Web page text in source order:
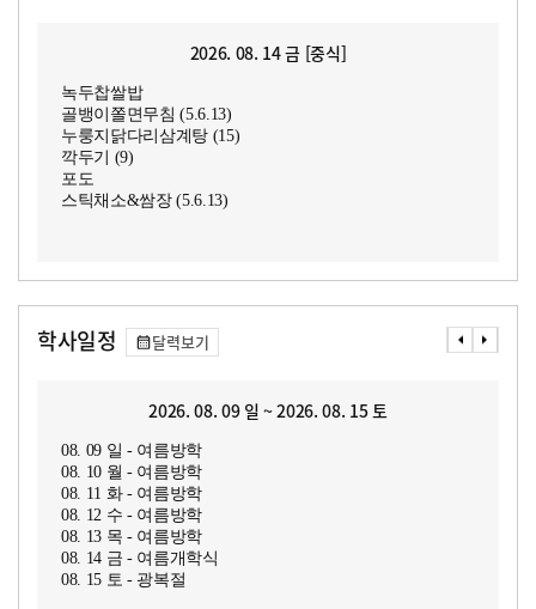
2026. 08. 14 금 [중식]
녹두찹쌀밥
골뱅이쫄면무침 (5.6.13)
누룽지닭다리삼계탕 (15)
깍두기 (9)
포도
스틱채소&쌈장 (5.6.13)
학사일정 달력보기
2026. 08. 09 일 ~ 2026. 08. 15 토
08. 09 일 - 여름방학
08. 10 월 - 여름방학
08. 11 화 - 여름방학
08. 12 수 - 여름방학
08. 13 목 - 여름방학
08. 14 금 - 여름개학식
08. 15 토 - 광복절